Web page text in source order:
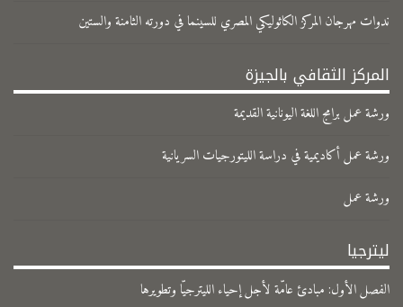
ندوات مهرجان المركز الكاثوليكي المصري للسينما في دورته الثامنة والستين
المركز الثقافي بالجيزة
ورشة عمل برامج اللغة اليونانية القديمة
ورشة عمل أكاديمية في دراسة الليتورجيات السريانية
ورشة عمل
ليترجيا
الفصل الأول: مبادئ عامّة لأجل إحياء الليترجيّا وتطويرها